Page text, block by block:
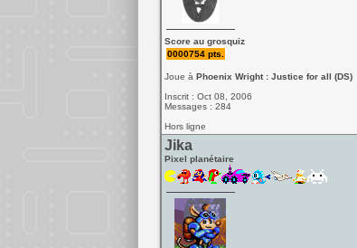
Score au grosquiz
0000754 pts.
Joue à Phoenix Wright : Justice for all (DS)
Inscrit : Oct 08, 2006
Messages : 284
Hors ligne
Jika
Pixel planétaire